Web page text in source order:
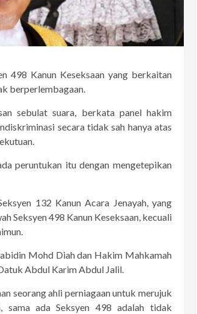
498 Kanun Keseksaan yang berkaitan
berperlembagaan.
sebulat suara, berkata panel hakim
secara tidak sah hanya atas
peruntukan itu dengan mengetepikan
132 Kanun Acara Jenayah, yang
Seksyen 498 Kanun Keseksaan, kecuali
Mohd Diah dan Hakim Mahkamah
Abdul Karim Abdul Jalil.
seorang ahli perniagaan untuk merujuk
sama ada Seksyen 498 adalah tidak